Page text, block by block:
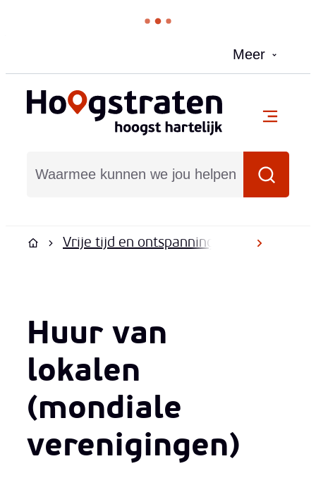
Meer
Hoogstraten
Zoeken
menu
scroll
Startpagina
Vrije tijd en ontspanning Subsidies
Huur van
lokalen
(mondiale
verenigingen)